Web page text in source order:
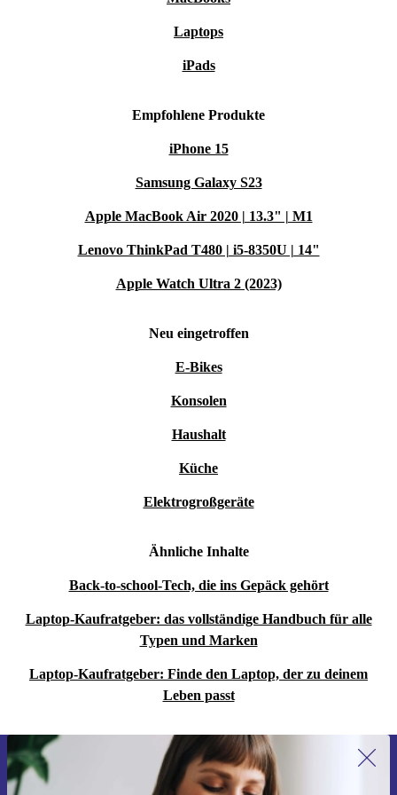
Grenzenlose Mobilität: Nutze das Tablet unterwegs oder als
Laptops
iPads
Empfohlene Produkte
iPhone 15
Samsung Galaxy S23
Apple MacBook Air 2020 | 13.3" | M1
Lenovo ThinkPad T480 | i5-8350U | 14"
Apple Watch Ultra 2 (2023)
Neu eingetroffen
E-Bikes
Konsolen
Haushalt
Küche
Elektrogroßgeräte
Ähnliche Inhalte
Back-to-school-Tech, die ins Gepäck gehört
Laptop-Kaufratgeber: das vollständige Handbuch für alle
Typen und Marken
Laptop-Kaufratgeber: Finde den Laptop, der zu deinem
Leben passt
Erstmals zum Newsletter anmelden,